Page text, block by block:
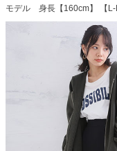
モデル 身長【160cm】 【L-